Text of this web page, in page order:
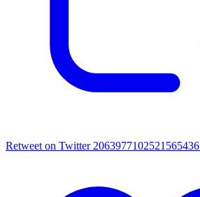
Retweet on Twitter 2063977102521565436